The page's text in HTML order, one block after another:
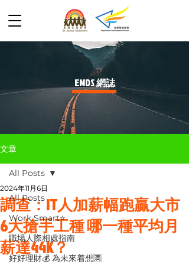
​EMDS 網誌
文章
All Posts
Work Smart⭐️
職場人際相處指南
好好理財💰 為未來着想🈵
All Posts
調查：IT人加薪幅跑贏大市
6大搶手工種 哪一種平均月
薪達44K？
2024年11月6日